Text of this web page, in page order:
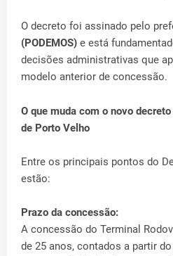
O decreto foi assinado pelo
(PODEMOS) e está
decisões administrativas que
modelo anterior de concessão.
O que muda com o novo
de Porto Velho
Entre os principais pontos do
estão:
Prazo da concessão:
A concessão do Terminal
de 25 anos, contados a partir